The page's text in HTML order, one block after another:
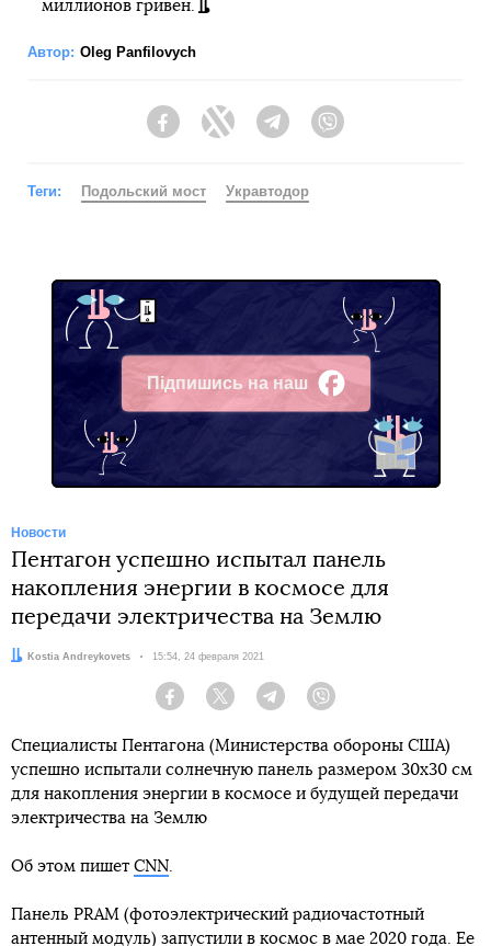
миллионов гривен.
Автор: Oleg Panfilovych
FacebookTwitter Telegram
Теги: Подольский мост Укравтодор
Підпишись на наш
Facebook
Новости
Пентагон успешно испытал панель
накопления энергии в космосе для
передачи электричества на Землю
Автор:Kostia Andreykovets Дата:
15:54, 24 февраля 2021
Facebook Twitter Telegram
Специалисты Пентагона (Министерства обороны США)
успешно испытали солнечную панель размером 30x30 см
для накопления энергии в космосе и будущей передачи
электричества на Землю
Об этом пишет CNN.
Панель PRAM (фотоэлектрический радиочастотный
антенный модуль) запустили в космос в мае 2020 года. Ее